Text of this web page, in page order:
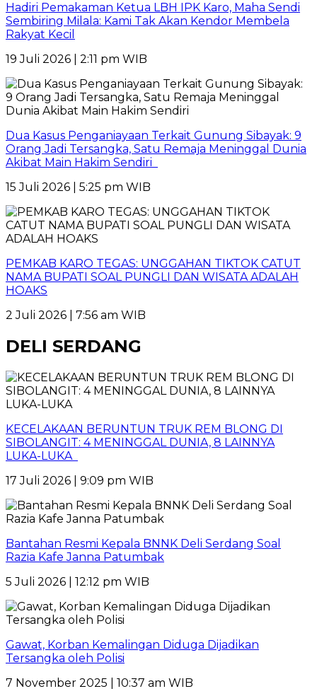
Hadiri Pemakaman Ketua LBH IPK Karo, Maha Sendi
Sembiring Milala: Kami Tak Akan Kendor Membela
Rakyat Kecil
19 Juli 2026 | 2:11 pm WIB
Dua Kasus Penganiayaan Terkait Gunung Sibayak: 9
Orang Jadi Tersangka, Satu Remaja Meninggal Dunia
Akibat Main Hakim Sendiri
15 Juli 2026 | 5:25 pm WIB
PEMKAB KARO TEGAS: UNGGAHAN TIKTOK CATUT
NAMA BUPATI SOAL PUNGLI DAN WISATA ADALAH
HOAKS
2 Juli 2026 | 7:56 am WIB
DELI SERDANG
KECELAKAAN BERUNTUN TRUK REM BLONG DI
SIBOLANGIT: 4 MENINGGAL DUNIA, 8 LAINNYA
LUKA-LUKA
17 Juli 2026 | 9:09 pm WIB
Bantahan Resmi Kepala BNNK Deli Serdang Soal
Razia Kafe Janna Patumbak
5 Juli 2026 | 12:12 pm WIB
Gawat, Korban Kemalingan Diduga Dijadikan
Tersangka oleh Polisi
7 November 2025 | 10:37 am WIB